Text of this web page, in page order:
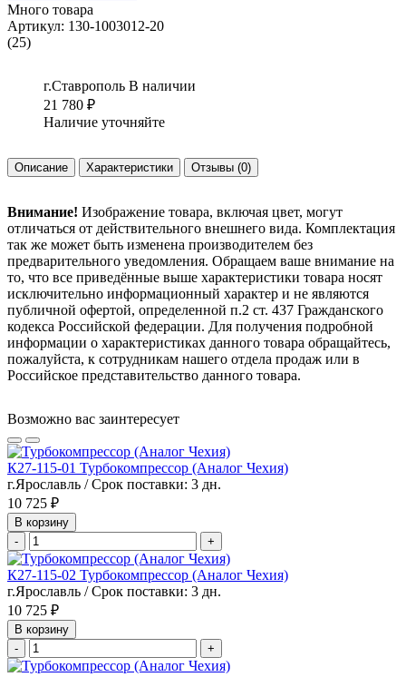
Много товара
Артикул: 130-1003012-20
(25)
г.Ставрополь В наличии
21 780 ₽
Наличие уточняйте
Описание Характеристики Отзывы (0)
Внимание! Изображение товара, включая цвет, могут
отличаться от действительного внешнего вида. Комплектация
так же может быть изменена производителем без
предварительного уведомления. Обращаем ваше внимание на
то, что все приведённые выше характеристики товара носят
исключительно информационный характер и не являются
публичной офертой, определенной п.2 ст. 437 Гражданского
кодекса Российской федерации. Для получения подробной
информации о характеристиках данного товара обращайтесь,
пожалуйста, к сотрудникам нашего отдела продаж или в
Российское представительство данного товара.
Возможно вас заинтересует
К27-115-01 Турбокомпрессор (Аналог Чехия)
г.Ярославль / Срок поставки: 3 дн.
10 725 ₽
В корзину
-
+
К27-115-02 Турбокомпрессор (Аналог Чехия)
г.Ярославль / Срок поставки: 3 дн.
10 725 ₽
В корзину
-
+